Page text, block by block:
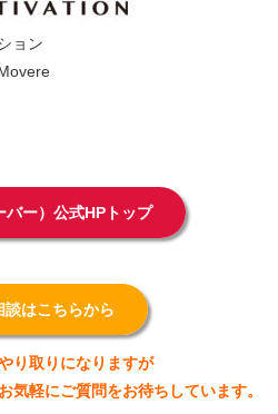
ョン
バー）公式HPトップ
談はこちらから
り取りになりますが
気軽にご質問をお待ちしています。